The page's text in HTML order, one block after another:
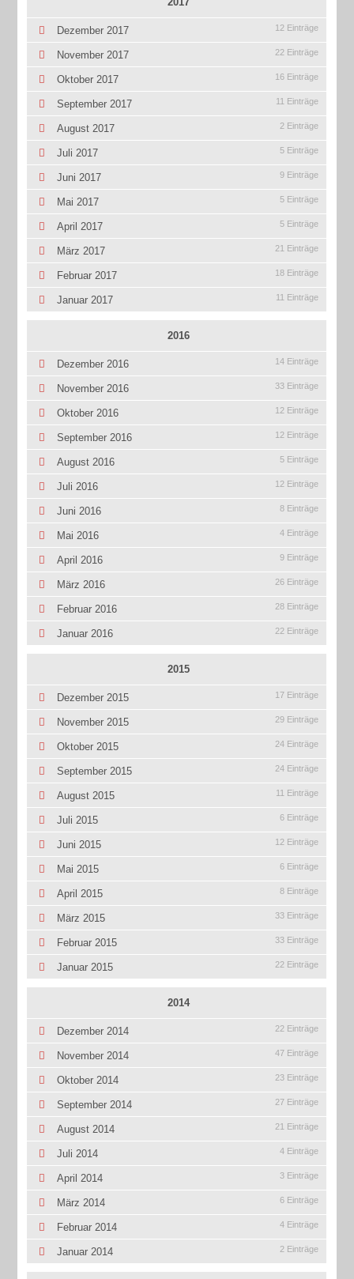
Dezember 2017 12 Einträge
November 2017 22 Einträge
Oktober 2017 16 Einträge
September 2017 11 Einträge
August 2017 2 Einträge
Juli 2017 5 Einträge
Juni 2017 9 Einträge
Mai 2017 5 Einträge
April 2017 5 Einträge
März 2017 21 Einträge
Februar 2017 18 Einträge
Januar 2017 11 Einträge
2016
Dezember 2016 14 Einträge
November 2016 33 Einträge
Oktober 2016 12 Einträge
September 2016 12 Einträge
August 2016 5 Einträge
Juli 2016 12 Einträge
Juni 2016 8 Einträge
Mai 2016 4 Einträge
April 2016 9 Einträge
März 2016 26 Einträge
Februar 2016 28 Einträge
Januar 2016 22 Einträge
2015
Dezember 2015 17 Einträge
November 2015 29 Einträge
Oktober 2015 24 Einträge
September 2015 24 Einträge
August 2015 11 Einträge
Juli 2015 6 Einträge
Juni 2015 12 Einträge
Mai 2015 6 Einträge
April 2015 8 Einträge
März 2015 33 Einträge
Februar 2015 33 Einträge
Januar 2015 22 Einträge
2014
Dezember 2014 22 Einträge
November 2014 47 Einträge
Oktober 2014 23 Einträge
September 2014 27 Einträge
August 2014 21 Einträge
Juli 2014 4 Einträge
April 2014 3 Einträge
März 2014 6 Einträge
Februar 2014 4 Einträge
Januar 2014 2 Einträge